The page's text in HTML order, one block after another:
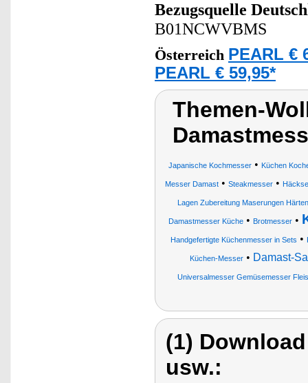
Bezugsquelle
B01NCWVBMS
Österreich PEARL €
PEARL € 59,95*
Themen-
Japanische Kochmesser• Küchen
Messer Damast • Steakmesser •
Lagen Zubereitung Maserungen
Damastmesser Küche • Brotmesser •
Handgefertigte Küchenmesser in Sets •
Küchen-Messer• Damast-
Universalmesser Gemüsemesser
(1)
usw.: